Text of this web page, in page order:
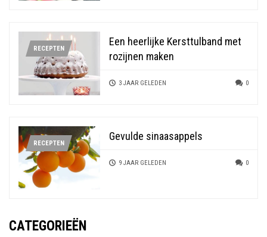
RECEPTEN
Een heerlijke Kersttulband met
rozijnen maken
3 JAAR GELEDEN 0
RECEPTEN
Gevulde sinaasappels
9 JAAR GELEDEN 0
CATEGORIEËN